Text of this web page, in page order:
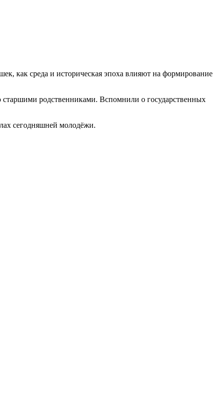
как среда и историческая эпоха влияют на формирование
старшими родственниками. Вспомнили о государственных
сегодняшней молодёжи.